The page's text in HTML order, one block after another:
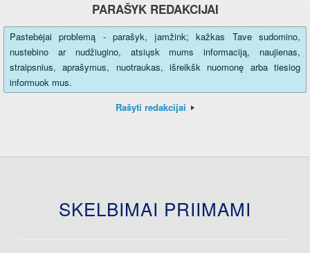
PARAŠYK REDAKCIJAI
Pastebėjai problemą - parašyk, įamžink; kažkas Tave sudomino,
nustebino ar nudžiugino, atsiųsk mums informaciją, naujienas,
straipsnius, aprašymus, nuotraukas, išreikšk nuomonę arba tiesiog
informuok mus.
Rašyti redakcijai
SKELBIMAI PRIIMAMI